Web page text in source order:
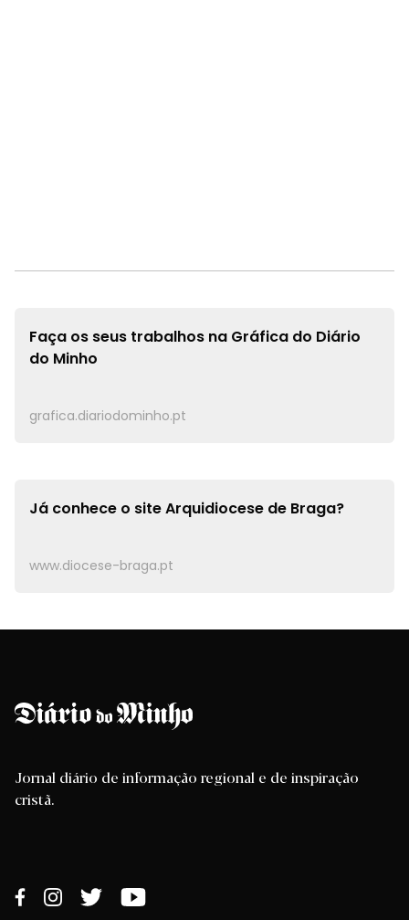
Faça os seus trabalhos na Gráfica do Diário
do Minho
grafica.diariodominho.pt
Já conhece o siteArquidiocese de Braga?
www.diocese-braga.pt
Jornal diário de informação regional e de inspiração
cristã.